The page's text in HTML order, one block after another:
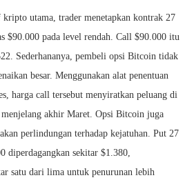
utama, trader menetapkan kontrak 27
$90.000 pada level rendah. Call $90.000 itu
Sederhananya, pembeli opsi Bitcoin tidak
besar. Menggunakan alat penentuan
harga call tersebut menyiratkan peluang di
akhir Maret. Opsi Bitcoin juga
perlindungan terhadap kejatuhan. Put 27
diperdagangkan sekitar $1.380,
satu dari lima untuk penurunan lebih